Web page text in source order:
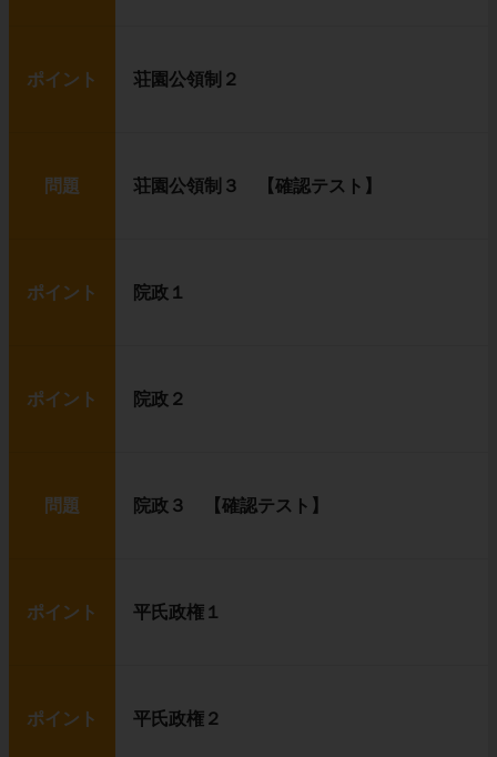
ポイント 荘園公領制２
問題 荘園公領制３ 【確認テスト】
ポイント 院政１
ポイント 院政２
問題 院政３ 【確認テスト】
ポイント 平氏政権１
ポイント 平氏政権２